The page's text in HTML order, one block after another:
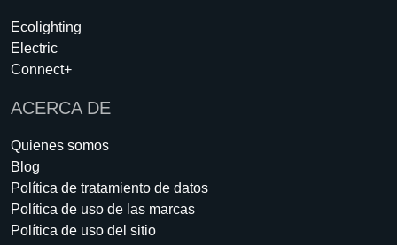
Ecolighting
Electric
Connect+
ACERCA DE
Quienes somos
Blog
Política de tratamiento de datos
Política de uso de las marcas
Política de uso del sitio